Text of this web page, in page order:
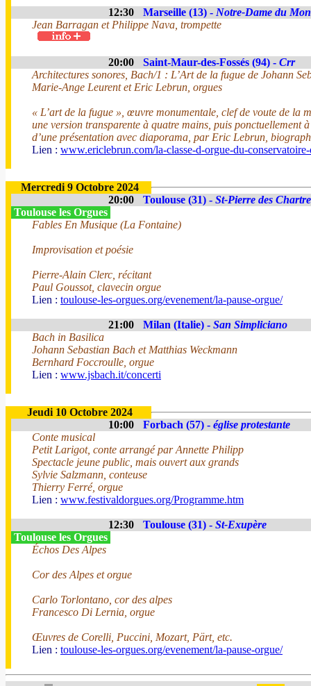
12:30 Marseille (13) - Notre-Dame du
Jean Barragan et Philippe Nava, trompette
20:00 Saint-Maur-des-Fossés (94) - Crr
Architectures sonores, Bach/1 : L’Art de la fugue de Johann
Marie-Ange Leurent et Eric Lebrun, orgues
« L’art de la fugue », œuvre monumentale, clef de voute de la
une version transparente à quatre mains, puis ponctuellement
d’une présentation avec diaporama, par Eric Lebrun,
Lien : www.ericlebrun.com/la-classe-d-orgue-du-
Mercredi 9 Octobre 2024
20:00
Toulouse (31) - St-Pierre des
Toulouse les Orgues
Fables En Musique (La Fontaine)
Improvisation et poésie
Pierre-Alain Clerc, récitant
Paul Goussot, clavecin orgue
Lien : toulouse-les-orgues.org/evenement/la-pause-orgue/
21:00 Milan (Italie) - San Simpliciano
Bach in Basilica
Johann Sebastian Bach et Matthias Weckmann
Bernhard Foccroulle, orgue
Lien : www.jsbach.it/concerti
Jeudi 10 Octobre 2024
10:00
Forbach (57) - église protestante
Conte musical
Petit Larigot, conte arrangé par Annette Philipp
Spectacle jeune public, mais ouvert aux grands
Sylvie Salzmann, conteuse
Thierry Ferré, orgue
Lien : www.festivaldorgues.org/Programme.htm
12:30 Toulouse (31) - St-Exupère
Toulouse les Orgues
Échos Des Alpes
Cor des Alpes et orgue
Carlo Torlontano, cor des alpes
Francesco Di Lernia, orgue
Œuvres de Corelli, Puccini, Mozart, Pärt, etc.
Lien : toulouse-les-orgues.org/evenement/la-pause-orgue/